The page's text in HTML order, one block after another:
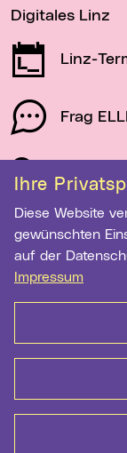
Ihre
Diese Website verwendet Cookies. Bitte wählen Sie Ihre
gewünschten
auf der
Impressum
Digitales Linz
Linz-
Frag
Schau
Newsletter-
E-Mail-Adresse
Anmelden